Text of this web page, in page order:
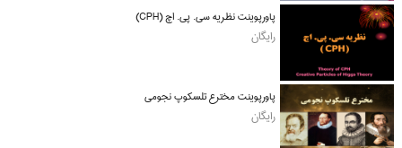
پاورپوینت نظریه سی. پی. اچ (CPH)
رایگان
پاورپوینت مخترع تلسکوپ نجومی
رایگان